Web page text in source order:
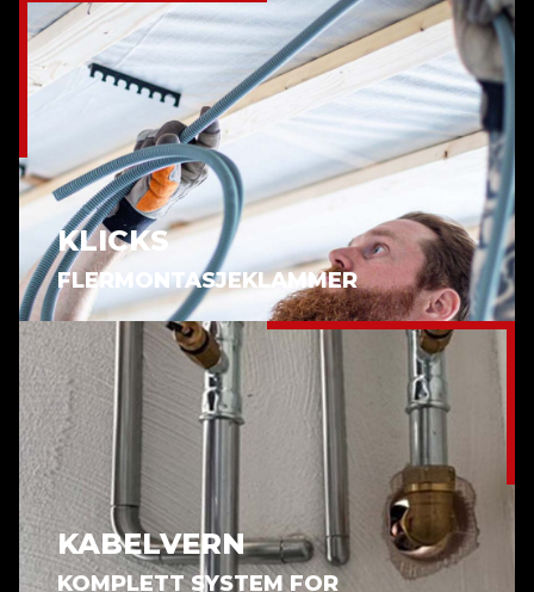
KLICKS
FLERMONTASJEKLAMMER
KABELVERN
KOMPLETT SYSTEM FOR